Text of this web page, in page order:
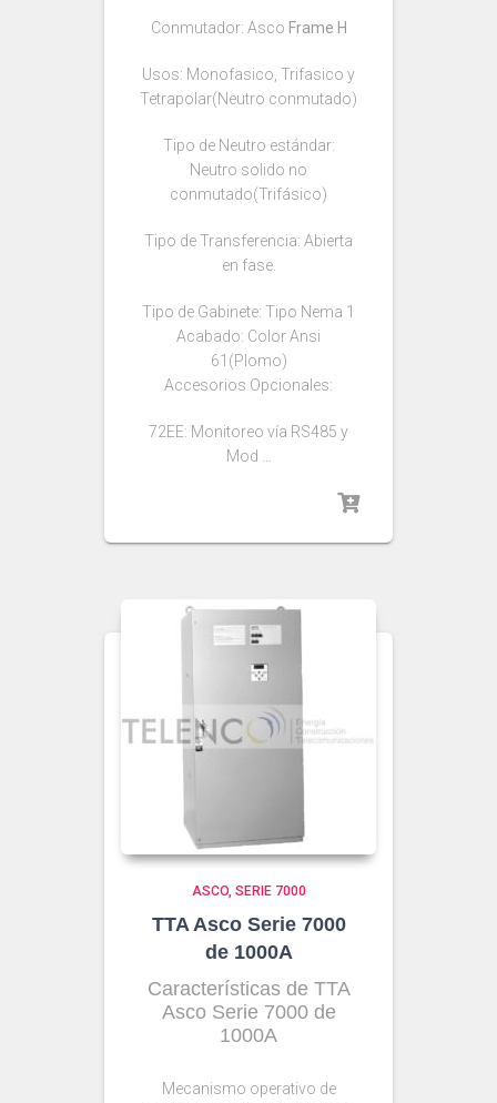
Conmutador: Asco Frame H
Usos: Monofasico, Trifasico y
Tetrapolar(Neutro conmutado)
Tipo de Neutro estándar:
Neutro solido no
conmutado(Trifásico)
Tipo de Transferencia: Abierta
en fase.
Tipo de Gabinete: Tipo Nema 1
Acabado: Color Ansi
61(Plomo)
Accesorios Opcionales:
72EE: Monitoreo vía RS485 y
Mod …
ASCO SERIE 7000
TTA Asco Serie 7000
de 1000A
Características de TTA
Asco Serie 7000 de
1000A
Mecanismo operativo de